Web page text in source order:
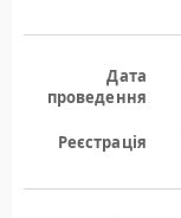
Дата
проведення
Реєстрація